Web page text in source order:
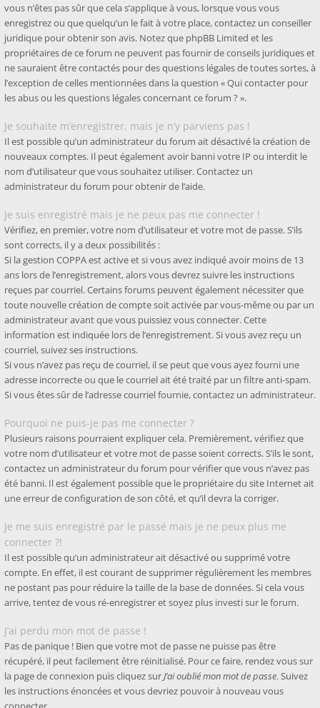
vous n’êtes pas sûr que cela s’applique à vous, lorsque vous vous
enregistrez ou que quelqu’un le fait à votre place, contactez un conseiller
juridique pour obtenir son avis. Notez que phpBB Limited et les
propriétaires de ce forum ne peuvent pas fournir de conseils juridiques et
ne sauraient être contactés pour des questions légales de toutes sortes, à
l’exception de celles mentionnées dans la question « Qui contacter pour
les abus ou les questions légales concernant ce forum ? ».
Je souhaite m’enregistrer, mais je n’y parviens pas !
Il est possible qu’un administrateur du forum ait désactivé la création de
nouveaux comptes. Il peut également avoir banni votre IP ou interdit le
nom d’utilisateur que vous souhaitez utiliser. Contactez un
administrateur du forum pour obtenir de l’aide.
Je suis enregistré mais je ne peux pas me connecter !
Vérifiez, en premier, votre nom d’utilisateur et votre mot de passe. S’ils
sont corrects, il y a deux possibilités :
Si la gestion COPPA est active et si vous avez indiqué avoir moins de 13
ans lors de l’enregistrement, alors vous devrez suivre les instructions
reçues par courriel. Certains forums peuvent également nécessiter que
toute nouvelle création de compte soit activée par vous-même ou par un
administrateur avant que vous puissiez vous connecter. Cette
information est indiquée lors de l’enregistrement. Si vous avez reçu un
courriel, suivez ses instructions.
Si vous n’avez pas reçu de courriel, il se peut que vous ayez fourni une
adresse incorrecte ou que le courriel ait été traité par un filtre anti-spam.
Si vous êtes sûr de l’adresse courriel fournie, contactez un administrateur.
Pourquoi ne puis-je pas me connecter ?
Plusieurs raisons pourraient expliquer cela. Premièrement, vérifiez que
votre nom d’utilisateur et votre mot de passe soient corrects. S’ils le sont,
contactez un administrateur du forum pour vérifier que vous n’avez pas
été banni. Il est également possible que le propriétaire du site Internet ait
une erreur de configuration de son côté, et qu’il devra la corriger.
Je me suis enregistré par le passé mais je ne peux plus me
connecter ?!
Il est possible qu’un administrateur ait désactivé ou supprimé votre
compte. En effet, il est courant de supprimer régulièrement les membres
ne postant pas pour réduire la taille de la base de données. Si cela vous
arrive, tentez de vous ré-enregistrer et soyez plus investi sur le forum.
J’ai perdu mon mot de passe !
Pas de panique ! Bien que votre mot de passe ne puisse pas être
récupéré, il peut facilement être réinitialisé. Pour ce faire, rendez vous sur
la page de connexion puis cliquez surJ’ai oublié mon mot de passe. Suivez
les instructions énoncées et vous devriez pouvoir à nouveau vous